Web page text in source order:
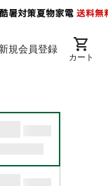
規会員登録
カート